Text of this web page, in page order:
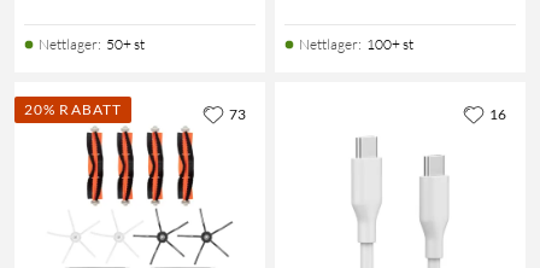
Nettlager: 50+ st Nettlager: 100+ st
20% RABATT 73 16